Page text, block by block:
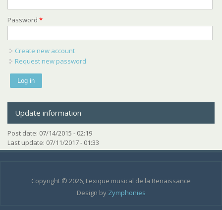
Password *
Create new account
Request new password
Update information
Post date: 07/14/2015 - 02:19
Last update: 07/11/2017 - 01:33
Copyright © 2026, Lexique musical de la Renaissance
Design by Zymphonies